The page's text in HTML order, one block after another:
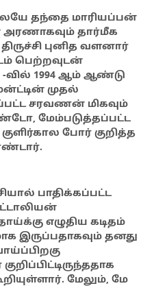
தந்தை மாரியப்பன்
அரணாகவும் தார்மீக
புனித வளனார்
பெற்றவுடன்
1994 ஆம் ஆண்டு
முதல்
சரவணன் மிகவும்
மேம்படுத்தப்பட்ட
போர் குறித்த
பாதிக்கப்பட்ட
எழுதிய கடிதம்
இருப்பதாகவும் தனது
மேலும், மே